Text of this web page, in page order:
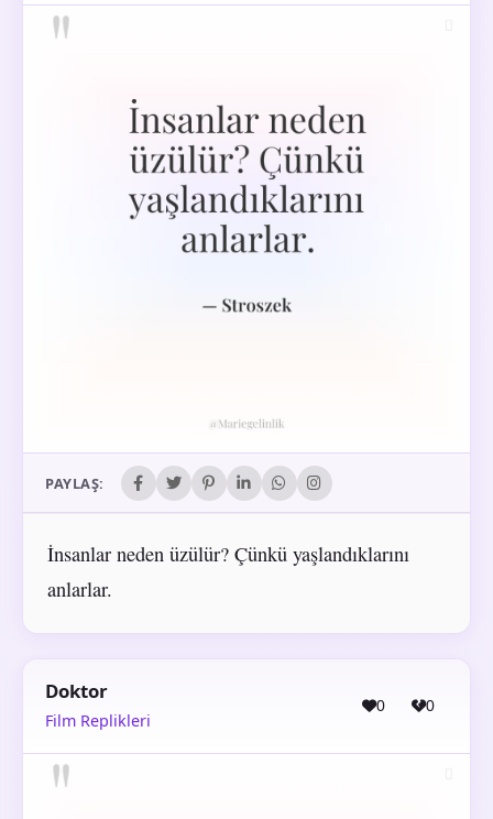
PAYLAŞ:
İnsanlar neden üzülür? Çünkü yaşlandıklarını
anlarlar.
Doktor
Film Replikleri
0 0